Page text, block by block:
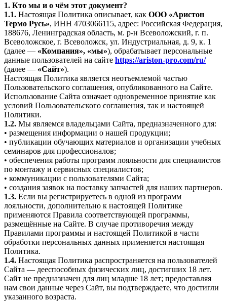
1. Кто мы и о чём этот документ?
1.1. Настоящая Политика описывает, как ООО «Аристон
Термо Русь», ИНН 4703066115, адрес: Российская Федерация,
188676, Ленинградская область, м. р-н Всеволожский, г. п.
Всеволожское, г. Всеволожск, ул. Индустриальная, д. 9, к. 1
(далее — «Компания», «мы»), обрабатывает персональные
данные пользователей на сайте https://ariston-pro.com/ru/
(далее — «Сайт»).
Настоящая Политика является неотъемлемой частью
Пользовательского соглашения, опубликованного на Сайте.
Использование Сайта означает одновременное принятие как
условий Пользовательского соглашения, так и настоящей
Политики.
1.2. Мы являемся владельцами Сайта, предназначенного для:
• размещения информации о нашей продукции;
• публикации обучающих материалов и организации учебных
семинаров для профессионалов;
• обеспечения работы программ лояльности для специалистов
по монтажу и сервисных специалистов;
• коммуникации с пользователями Сайта;
• создания заявок на поставку запчастей для наших партнеров.
1.3. Если вы регистрируетесь в одной из программ
лояльности, дополнительно к настоящей Политике
применяются Правила соответствующей программы,
размещённые на Сайте. В случае противоречия между
Правилами программы и настоящей Политикой в части
обработки персональных данных применяется настоящая
Политика.
1.4. Настоящая Политика распространяется на пользователей
Сайта — дееспособных физических лиц, достигших 18 лет.
Сайт не предназначен для лиц младше 18 лет; предоставляя
нам свои данные через Сайт, вы подтверждаете, что достигли
указанного возраста.